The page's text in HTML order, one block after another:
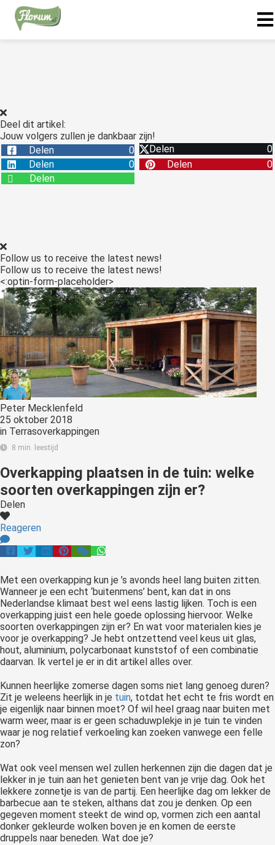
Deel dit artikel:
Jouw volgers zullen je dankbaar zijn!
Delen
0 Delen
0
Delen
0 Delen
0
Delen
Follow us to receive the latest news!
Follow us to receive the latest news!
<:optin-form-placeholder>
Peter Mecklenfeld
25 oktober 2018
in Terrasoverkappingen
8 min. leestijd
Overkapping plaatsen in de tuin: welke
soorten overkappingen zijn er?
Delen
Reageren
Met een overkapping kun je ’s avonds heel lang buiten zitten.
Wanneer je een echt ‘buitenmens’ bent, kan dat in ons
Nederlandse klimaat best wel eens lastig lijken. Toch is een
overkapping juist een hele goede oplossing hiervoor. Welke
soorten overkappingen zijn er? En wat voor materialen kies je
voor je overkapping? Je hebt ontzettend veel keus uit glas,
hout, aluminium, polycarbonaat kunststof of een combinatie
daarvan. Ik vertel je er in dit artikel alles over.
Kunnen heerlijke zomerse dagen soms niet lang genoeg duren?
Zit je weleens heerlijk in je tuin, totdat het echt te fris wordt en
je eigenlijk naar binnen moet? Of wil heel graag naar buiten met
warm weer, maar is er geen schaduwplekje in je tuin te vinden
waar je nog relatief verkoeling kan zoeken vanwege een felle
zon?
Wat ook veel mensen wel zullen herkennen zijn die dagen dat je
lekker in je tuin aan het genieten bent van je vrije dag. Ook het
lekkere zonnetje is van de partij. Een heerlijke dag om lekker de
barbecue aan te steken, althans dat zou je denken. Op een
gegeven moment steekt de wind op, vormen zich een aantal
donker gekleurde wolken boven je en komen de eerste
druppels naar beneden. Wat doe je?